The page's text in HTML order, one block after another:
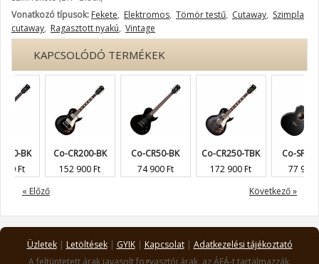
Vonatkozó típusok: Fekete, Elektromos, Tömör testű, Cutaway, Szimpla
cutaway, Ragasztott nyakú, Vintage
KAPCSOLÓDÓ TERMÉKEK
« Előző
Co-CR200-BK
152 900 Ft
Co-CR50-BK
74 900 Ft
Co-CR250-TBK
172 900 Ft
Co-SFX-ME...
77 900 Ft
Következő »
Üzletek| Letöltések| GYIK| Kapcsolat| Adatkezelési tájékoztató
A feltüntetett árak javasolt fogyasztói árak, az ÁFÁ-t tartalmazzák.